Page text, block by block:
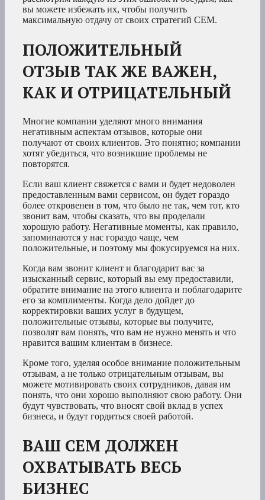
вы можете избежать их, чтобы получить
максимальную отдачу от своих стратегий CEM.
ПОЛОЖИТЕЛЬНЫЙ
ОТЗЫВ ТАК ЖЕ ВАЖЕН,
КАК И ОТРИЦАТЕЛЬНЫЙ
Многие компании уделяют много внимания
негативным аспектам отзывов, которые они
получают от своих клиентов. Это понятно; компании
хотят убедиться, что возникшие проблемы не
повторятся.
Если ваш клиент свяжется с вами и будет недоволен
предоставленным вами сервисом, он будет гораздо
более откровенен в том, что было не так, чем тот, кто
звонит вам, чтобы сказать, что вы проделали
хорошую работу. Негативные моменты, как правило,
запоминаются у нас гораздо чаще, чем
положительные, и поэтому мы фокусируемся на них.
Когда вам звонит клиент и благодарит вас за
изысканный сервис, который вы ему предоставили,
обратите внимание на этого клиента и поблагодарите
его за комплименты. Когда дело дойдет до
корректировки ваших услуг в будущем,
положительные отзывы, которые вы получите,
позволят вам понять, что вам не нужно менять и что
нравится вашим клиентам в бизнесе.
Кроме того, уделяя особое внимание положительным
отзывам, а не только отрицательным отзывам, вы
можете мотивировать своих сотрудников, давая им
понять, что они хорошо выполняют свою работу. Они
будут чувствовать, что вносят свой вклад в успех
бизнеса, и будут гордиться своей работой.
ВАШ CEM ДОЛЖЕН
ОХВАТЫВАТЬ ВЕСЬ
БИЗНЕС